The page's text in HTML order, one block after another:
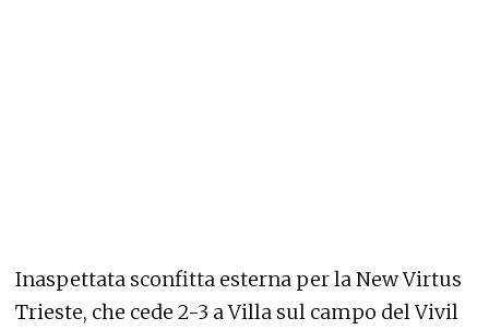
Inaspettata sconfitta esterna per la New Virtus
Trieste, che cede 2-3 a Villa sul campo del Vivil